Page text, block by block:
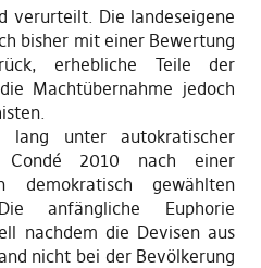
verurteilt. Die landeseigene
bisher mit einer Bewertung
erhebliche Teile der
Machtübernahme jedoch
lang unter autokratischer
Condé 2010 nach einer
demokratisch gewählten
anfängliche Euphorie
nachdem die Devisen aus
nicht bei der Bevölkerung